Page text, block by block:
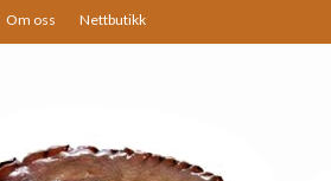
Om oss Nettbutikk